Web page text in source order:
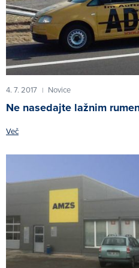
4. 7. 2017 | Novice
Ne nasedajte lažnim
Več